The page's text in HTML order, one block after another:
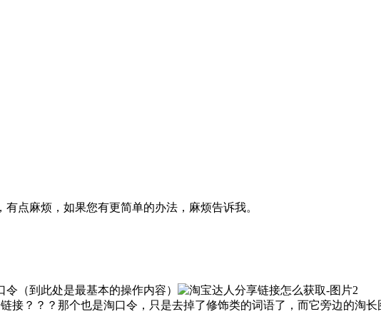
点麻烦，如果您有更简单的办法，麻烦告诉我。
（到此处是最基本的操作内容）
接？？？那个也是淘口令，只是去掉了修饰类的词语了，而它旁边的淘